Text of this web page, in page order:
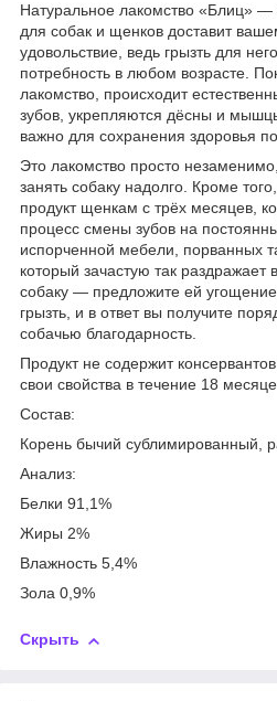
Натуральное лакомство «Блиц»
для собак и щенков доставит
удовольствие, ведь грызть для
потребность в любом возрасте.
лакомство, происходит
зубов, укрепляются дёсны и
важно для сохранения здоровья
Это лакомство просто
занять собаку надолго. Кроме
продукт щенкам с трёх месяцев,
процесс смены зубов на
испорченной мебели, порванных
который зачастую так раздражает
собаку — предложите ей
грызть, и в ответ вы получите
собачью благодарность.
Продукт не содержит
свои свойства в течение 18
Состав:
Корень бычий сублимированный,
Анализ:
Белки 91,1%
Жиры 2%
Влажность 5,4%
Зола 0,9%
Скрыть